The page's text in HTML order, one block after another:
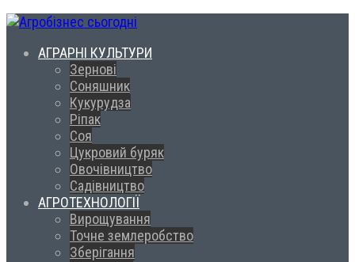
АГРАРНІ КУЛЬТУРИ
Зернові
Соняшник
Кукурудза
Ріпак
Соя
Цукровий буряк
Овочівництво
Садівництво
АГРОТЕХНОЛОГІЇ
Вирощування
Точне землеробство
Зберігання